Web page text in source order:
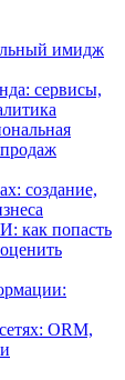
имидж
сервисы,
создание,
как попасть
ORM,